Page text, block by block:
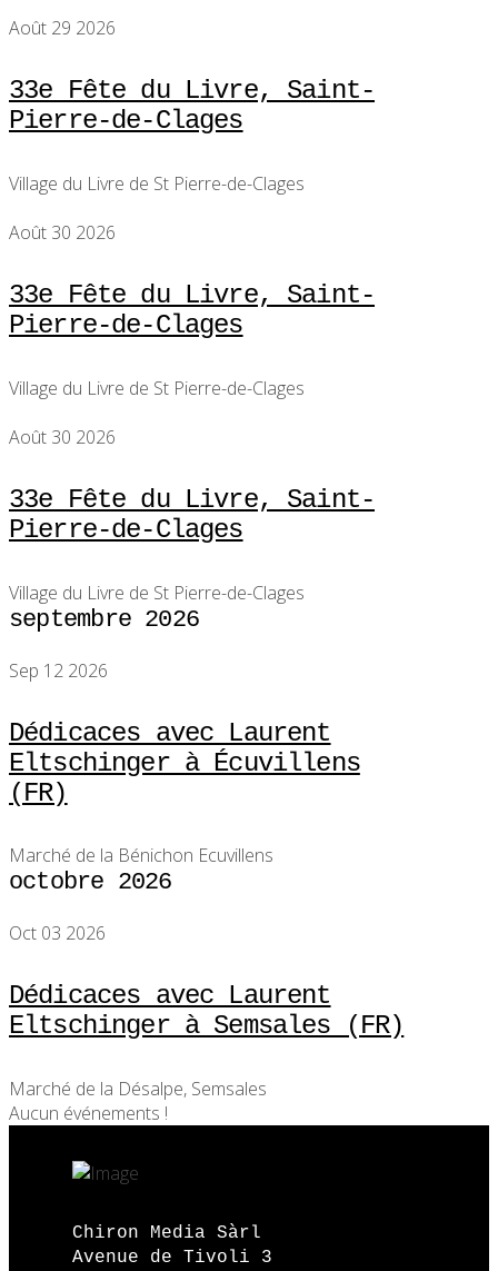
Août 29 2026
33e Fête du Livre, Saint-
Pierre-de-Clages
Village du Livre de St Pierre-de-Clages
Août 30 2026
33e Fête du Livre, Saint-
Pierre-de-Clages
Village du Livre de St Pierre-de-Clages
Août 30 2026
33e Fête du Livre, Saint-
Pierre-de-Clages
Village du Livre de St Pierre-de-Clages
septembre 2026
Sep 12 2026
Dédicaces avec Laurent
Eltschinger à Écuvillens
(FR)
Marché de la Bénichon Ecuvillens
octobre 2026
Oct 03 2026
Dédicaces avec Laurent
Eltschinger à Semsales (FR)
Marché de la Désalpe, Semsales
Aucun événements !
Chiron Media Sàrl
Avenue de Tivoli 3